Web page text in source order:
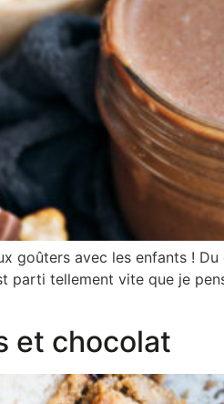
avec les enfants !
parti tellement vite que je
et chocolat